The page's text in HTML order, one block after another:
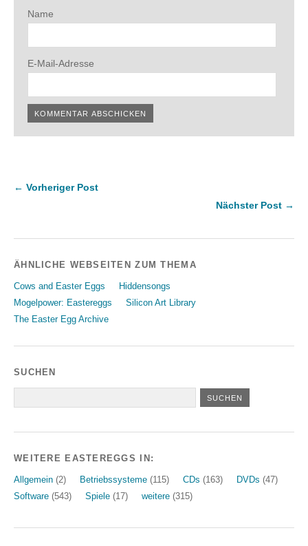
Name
E-Mail-Adresse
← Vorheriger Post
Nächster Post →
ÄHNLICHE WEBSEITEN ZUM THEMA
Cows and Easter Eggs
Hiddensongs
Mogelpower: Eastereggs
Silicon Art Library
The Easter Egg Archive
SUCHEN
WEITERE EASTEREGGS IN:
Allgemein (2) Betriebssysteme (115) CDs (163) DVDs (47)
Software (543) Spiele (17) weitere (315)